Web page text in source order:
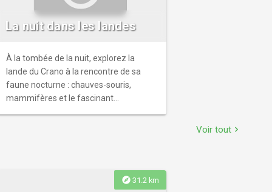
La nuit dans les landes
À la tombée de la nuit, explorez la
lande du Crano à la rencontre de sa
faune nocturne : chauves-souris,
mammifères et le fascinant
Voir tout chevron_right
explore 31.2 km